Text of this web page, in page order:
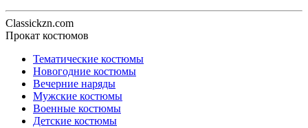
Classickzn.com
Прокат костюмов
Тематические костюмы
Новогодние костюмы
Вечерние наряды
Мужские костюмы
Военные костюмы
Детские костюмы